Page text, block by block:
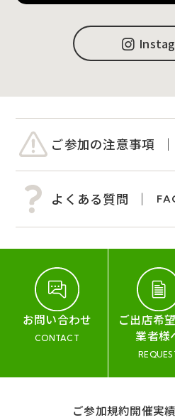
ご参加の注意事項
よくある質問
お問い合わせ
CONTACT
ご出店希
業者様
ご参加規約開催実績